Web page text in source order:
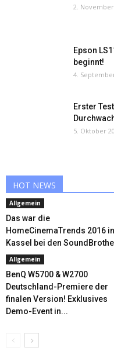
2.
Epson
beginnt!
4.
Erster
5. Oktober
HOT NEWS
Allgemein
Das war die
HomeCinemaTrends 2016 in
Kassel bei den
Allgemein
BenQ W5700 & W2700
Deutschland-Premiere der
finalen Version! Exklusives
Demo-Event in...